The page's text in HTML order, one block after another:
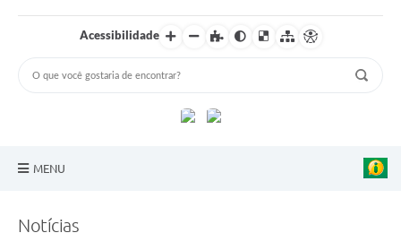
Acessibilidade
MENU
Notícias